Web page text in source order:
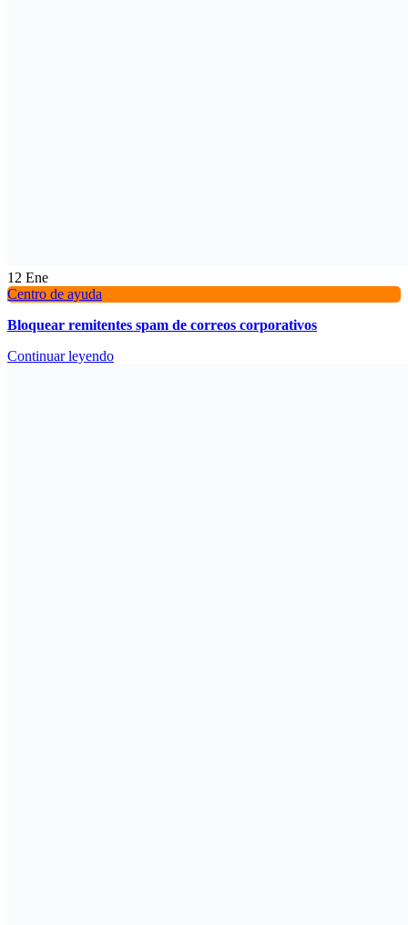
12 Ene
Centro de ayuda
Bloquear remitentes spam de correos corporativos
Continuar leyendo